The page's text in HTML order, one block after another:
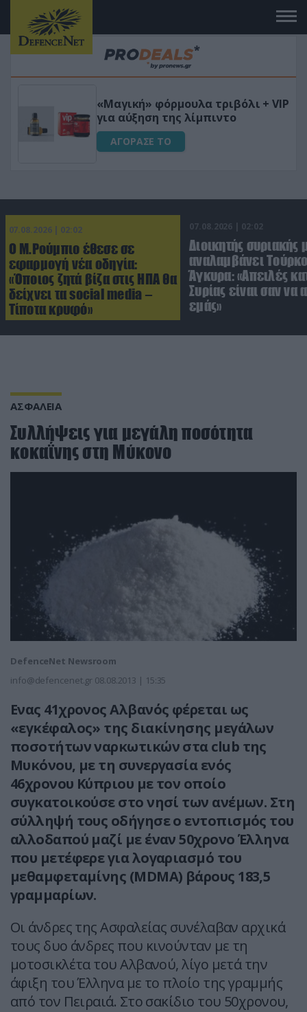
«Μαγική» φόρμουλα τριβόλι + VIP
για αύξηση της λίμπιντο
ΑΓΟΡΑΣΕ ΤΟ
07.08.2026 | 02:02
Ο Μ.Ρούμπιο έθεσε σε
εφαρμογή νέα οδηγία:
«Όποιος ζητά βίζα στις ΗΠΑ θα
δείχνει τα social media –
Τίποτα κρυφό»
07.08.2026 | 02:02
Διοικητής συριακής
αναλαμβάνει
Άγκυρα: «Απειλές
Συρίας είναι σαν να
εμάς»
ΑΣΦΑΛΕΙΑ
Συλλήψεις για μεγάλη ποσότητα
κοκαΐνης στη Μύκονο
DefenceNet Newsroom
info@defencenet.gr 08.08.2013 | 15:35
Ενας 41χρονος Αλβανός φέρεται ως
«εγκέφαλος» της διακίνησης μεγάλων
ποσοτήτων ναρκωτικών στα club της
Μυκόνου, με τη συνεργασία ενός
46χρονου Κύπριου με τον οποίο
συγκατοικούσε στο νησί των ανέμων. Στη
σύλληψή τους οδήγησε ο εντοπισμός του
αλλοδαπού μαζί με έναν 50χρονο Έλληνα
που μετέφερε για λογαριασμό του
μεθαμφεταμίνης (MDMA) βάρους 183,5
γραμμαρίων.
Οι άνδρες της Ασφαλείας συνέλαβαν αρχικά
τους δυο άνδρες που κινούνταν με τη
μοτοσικλέτα του Αλβανού, λίγο μετά την
άφιξη του Έλληνα με το πλοίο της γραμμής
από τον Πειραιά. Στο σακίδιο του 50χρονου,